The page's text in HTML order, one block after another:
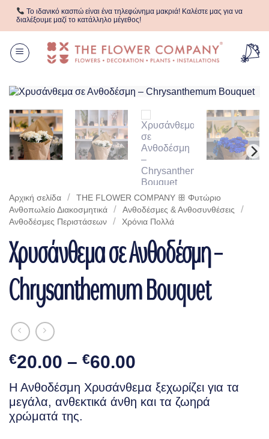
Μετάβαση
Το ιδανικό κασπώ είναι ένα τηλεφώνημα μακριά! Καλέστε μας για να
διαλέξουμε μαζί το κατάλληλο μέγεθος!
Αρχική σελίδα /
THE FLOWER COMPANY ꕥ Φυτώριο
Aνθοπωλείο Διακοσμητικά
/ Ανθοδέσμες & Ανθοσυνθέσεις /
Ανθοδέσμες Περιστάσεων / Χρόνια Πολλά
Χρυσάνθεμα σε Ανθοδέσμη –
Chrysanthemum Bouquet
€20.00 – €60.00
range:
€20.00
Η Ανθοδέσμη Χρυσάνθεμα ξεχωρίζει για τα
μεγάλα, ανθεκτικά άνθη και τα ζωηρά
χρώματά της.